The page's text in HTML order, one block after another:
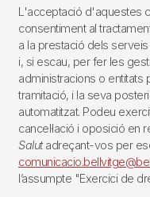
L'acceptació d'aquestes
consentiment al
a la prestació dels
i, si escau, per fer les
administracions o entitats
tramitació, i la seva
automatitzat. Podeu
cancel·lació i oposició en
Salutadreçant-vos per
l’assumpte "Exercici de